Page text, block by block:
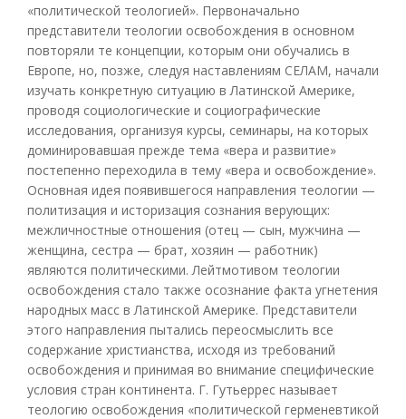
«политической теологией». Первоначально
представители теологии освобождения в основном
повторяли те концепции, которым они обучались в
Европе, но, позже, следуя наставлениям СЕЛАМ, начали
изучать конкретную ситуацию в Латинской Америке,
проводя социологические и социографические
исследования, организуя курсы, семинары, на которых
доминировавшая прежде тема «вера и развитие»
постепенно переходила в тему «вера и освобождение».
Основная идея появившегося направления теологии —
политизация и историзация сознания верующих:
межличностные отношения (отец — сын, мужчина —
женщина, сестра — брат, хозяин — работник)
являются политическими. Лейтмотивом теологии
освобождения стало также осознание факта угнетения
народных масс в Латинской Америке. Представители
этого направления пытались переосмыслить все
содержание христианства, исходя из требований
освобождения и принимая во внимание специфические
условия стран континента. Г. Гутьеррес называет
теологию освобождения «политической герменевтикой